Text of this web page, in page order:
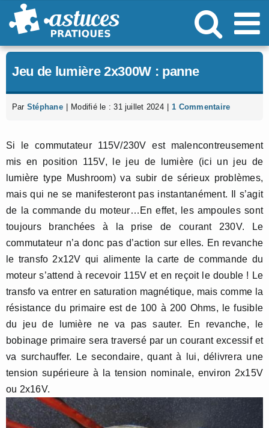
Passer
au
Jeu de lumière 2x300W : panne
Par Stéphane Modifié le : 31 juillet 2024 1 Commentaire
Si le commutateur 115V/230V est malencontreusement
mis en position 115V, le jeu de lumière (ici un jeu de
lumière type Mushroom) va subir de sérieux problèmes,
mais qui ne se manifesteront pas instantanément. Il s’agit
de la commande du moteur…En effet, les ampoules sont
toujours branchées à la prise de courant 230V. Le
commutateur n’a donc pas d’action sur elles. En revanche
le transfo 2x12V qui alimente la carte de commande du
moteur s’attend à recevoir 115V et en reçoit le double ! Le
transfo va entrer en saturation magnétique, mais comme la
résistance du primaire est de 100 à 200 Ohms, le fusible
du jeu de lumière ne va pas sauter. En revanche, le
bobinage primaire sera traversé par un courant excessif et
va surchauffer. Le secondaire, quant à lui, délivrera une
tension supérieure à la tension nominale, environ 2x15V
ou 2x16V.